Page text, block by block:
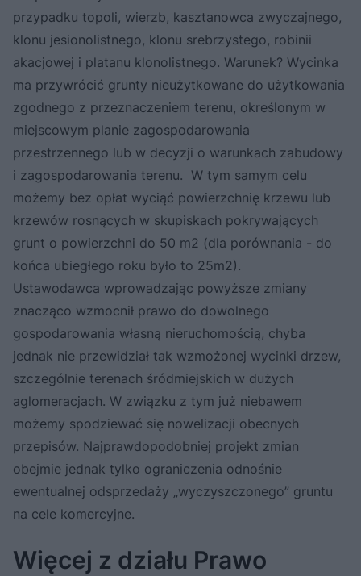
przypadku topoli, wierzb, kasztanowca zwyczajnego,
klonu jesionolistnego, klonu srebrzystego, robinii
akacjowej i platanu klonolistnego. Warunek? Wycinka
ma przywrócić grunty nieużytkowane do użytkowania
zgodnego z przeznaczeniem terenu, określonym w
miejscowym planie zagospodarowania
przestrzennego lub w decyzji o warunkach zabudowy
i zagospodarowania terenu. W tym samym celu
możemy bez opłat wyciąć powierzchnię krzewu lub
krzewów rosnących w skupiskach pokrywających
grunt o powierzchni do 50 m2 (dla porównania - do
końca ubiegłego roku było to 25m2).
Ustawodawca wprowadzając powyższe zmiany
znacząco wzmocnił prawo do dowolnego
gospodarowania własną nieruchomością, chyba
jednak nie przewidział tak wzmożonej wycinki drzew,
szczególnie terenach śródmiejskich w dużych
aglomeracjach. W związku z tym już niebawem
możemy spodziewać się nowelizacji obecnych
przepisów. Najprawdopodobniej projekt zmian
obejmie jednak tylko ograniczenia odnośnie
ewentualnej odsprzedaży „wyczyszczonego” gruntu
na cele komercyjne.
Więcej z działu Prawo